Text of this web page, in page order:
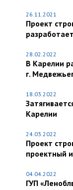
26.11.2021
Проект
28.02.2022
В Карелии
г.
18.03.2022
Карелии
24.03.2022
Проект
проектный
04.04.2022
ГУП